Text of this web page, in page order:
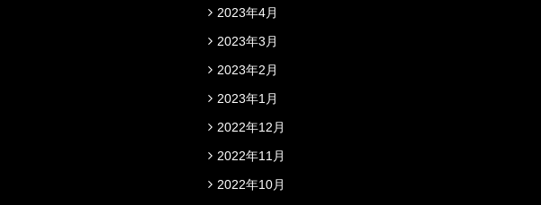
2023年4月
2023年3月
2023年2月
2023年1月
2022年12月
2022年11月
2022年10月